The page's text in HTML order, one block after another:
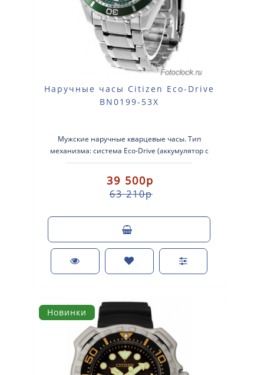
Наручные часы Citizen Eco-Drive
BN0199-53X
Мужские наручные кварцевые часы. Тип
механизма: система Eco-Drive (аккумулятор с
питанием от световой энергии). Корпус: нерж..
39 500р
63 210р
Новинки